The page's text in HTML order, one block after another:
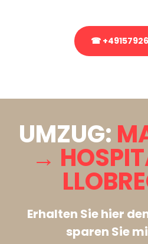
☎
UMZUG:
→
Erhalten Sie hier
sparen Sie